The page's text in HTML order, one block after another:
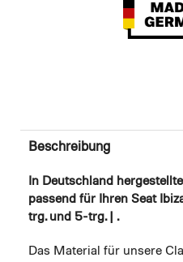
Beschreibung
In Deutschland
passend für Ihren Seat
trg. und 5-trg. | .
Das Material für unsere